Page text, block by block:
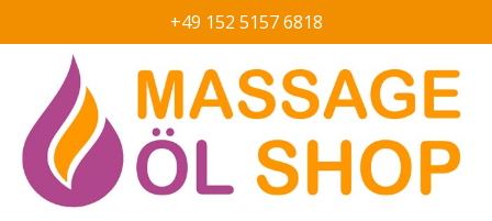
+49 152 5157 6818